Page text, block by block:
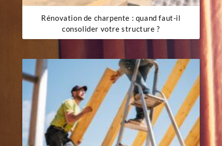
Rénovation de charpente : quand faut-il
consolider votre structure ?